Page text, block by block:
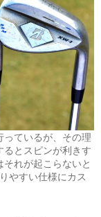
ているが、その理
とスピンが利きす
れが起こらないと
やすい仕様にカス